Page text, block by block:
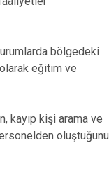
bölgedeki
eğitim ve
kayıp kişi arama ve
oluştuğunu